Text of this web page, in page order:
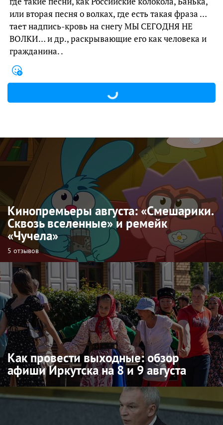
или вторая песня о волках, где есть такая фраза …
тает надпись-кровь на снегу МЫ СЕГОДНЯ НЕ
ВОЛКИ… и др., раскрывающие его как человека и
гражданина. .
Кинопремьеры августа: «Смешарики.
Сквозь вселенные» и ремейк
«Чучела»
5 отзывов
Как провести выходные: обзор
афиши Иркутска на 8 и 9 августа